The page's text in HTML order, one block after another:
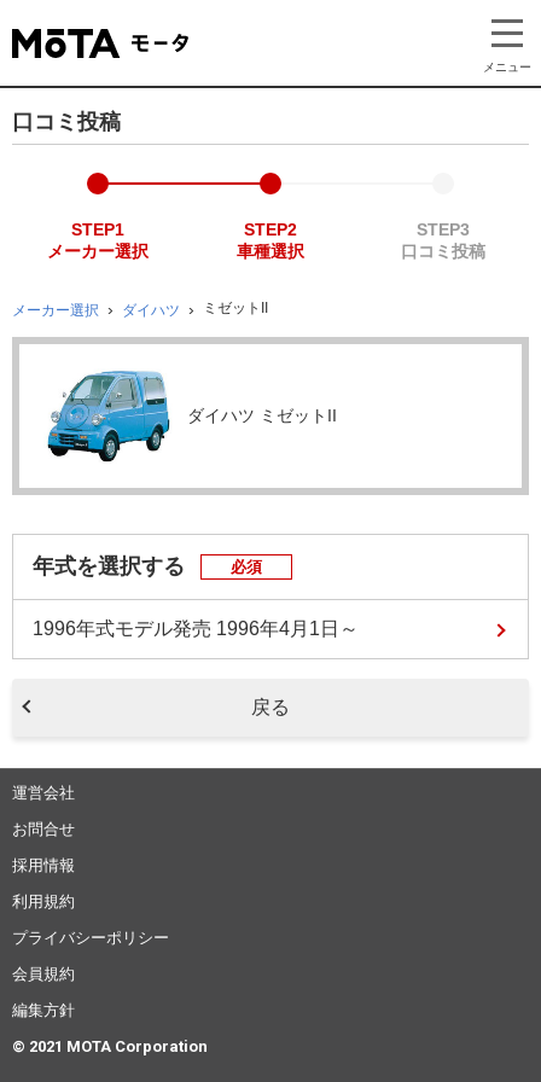
メニュー
口コミ投稿
STEP1
メーカー選択
STEP2
車種選択
STEP3
口コミ投稿
メーカー選択 ダイハツ ミゼットII
ダイハツ ミゼットII
年式を選択する 必須
1996年式モデル発売 1996年4月1日～
戻る
運営会社
お問合せ
採用情報
利用規約
プライバシーポリシー
会員規約
編集方針
© 2021 MOTA Corporation